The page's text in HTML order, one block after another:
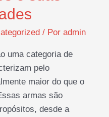
/ Poradmin
uma categoria de
pelo
maior do que o
armas são
desde a